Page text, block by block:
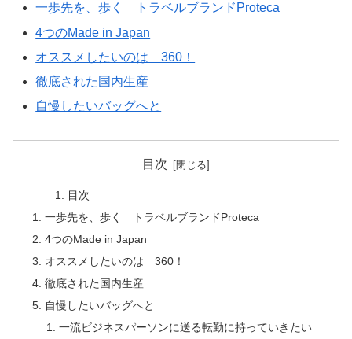
一歩先を、歩く トラベルブランドProteca
4つのMade in Japan
オススメしたいのは 360！
徹底された国内生産
自慢したいバッグへと
目次
目次
一歩先を、歩く トラベルブランドProteca
4つのMade in Japan
オススメしたいのは 360！
徹底された国内生産
自慢したいバッグへと
一流ビジネスパーソンに送る転勤に持っていきたい